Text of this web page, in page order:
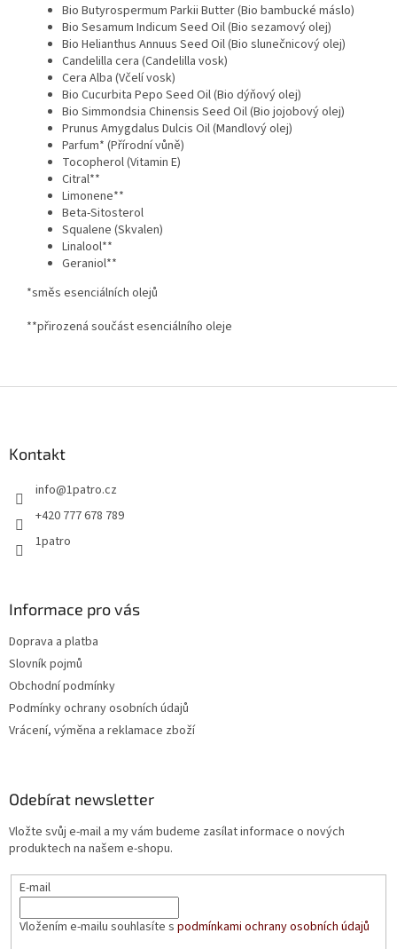
Bio Butyrospermum Parkii Butter (Bio bambucké máslo)
Bio Sesamum Indicum Seed Oil (Bio sezamový olej)
Bio Helianthus Annuus Seed Oil (Bio slunečnicový olej)
Candelilla cera (Candelilla vosk)
Cera Alba (Včelí vosk)
Bio Cucurbita Pepo Seed Oil (Bio dýňový olej)
Bio Simmondsia Chinensis Seed Oil (Bio jojobový olej)
Prunus Amygdalus Dulcis Oil (Mandlový olej)
Parfum* (Přírodní vůně)
Tocopherol (Vitamin E)
Citral**
Limonene**
Beta-Sitosterol
Squalene (Skvalen)
Linalool**
Geraniol**
*směs esenciálních olejů
**přirozená součást esenciálního oleje
Kontakt
info@1patro.cz
+420 777 678 789
1patro
Informace pro vás
Doprava a platba
Slovník pojmů
Obchodní podmínky
Podmínky ochrany osobních údajů
Vrácení, výměna a reklamace zboží
Odebírat newsletter
Vložte svůj e-mail a my vám budeme zasílat informace o nových
produktech na našem e-shopu.
E-mail
Vložením e-mailu souhlasíte s podmínkami ochrany osobních údajů